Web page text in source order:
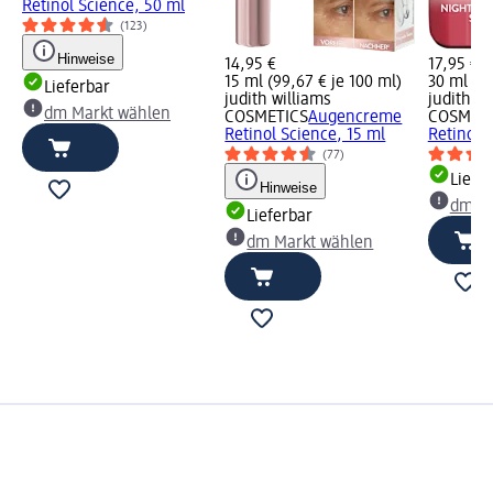
Retinol Science, 50 ml
(123)
Hinweise
Lieferbar
dm Markt wählen
14,95 €
15 ml (99,67 € je 100 ml)
judith williams
COSMETICSAugencreme
Retinol Science, 15 ml
(77)
Hinweise
Lieferbar
dm Markt wählen
17,95 €
30 ml
judith
Retinol
dm